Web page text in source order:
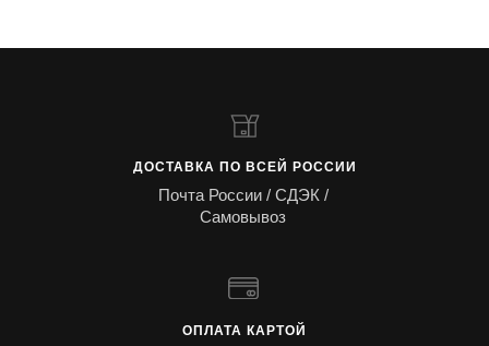
ОПЛАТА КАРТОЙ
ДОСТАВКА ПО ВСЕЙ РОССИИ
Почта России / СДЭК /
Самовывоз